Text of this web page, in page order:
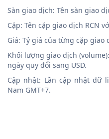
Sàn giao dịch: Tên sàn giao
Cặp: Tên cặp giao dịch RCN
Giá: Tỷ giá của từng cặp giao
Khối lượng giao dịch
ngày quy đổi sang USD.
Cập nhật: Lần cập nhật dữ
Nam GMT+7.